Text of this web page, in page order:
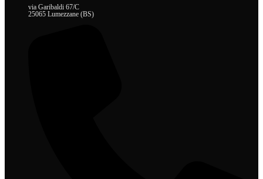
via Garibaldi 67/C
25065 Lumezzane (BS)